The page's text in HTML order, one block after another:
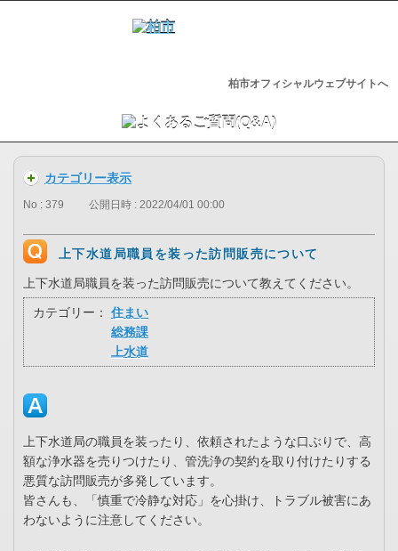
柏市オフィシャルウェブサイトへ
カテゴリー表示
No : 379 公開日時 : 2022/04/01 00:00
上下水道局職員を装った訪問販売について
上下水道局職員を装った訪問販売について教えてください。
カテゴリー：
住まい
総務課
上水道
上下水道局の職員を装ったり、依頼されたような口ぶりで、高
額な浄水器を売りつけたり、管洗浄の契約を取り付けたりする
悪質な訪問販売が多発しています。
皆さんも、「慎重で冷静な対応」を心掛け、トラブル被害にあ
わないように注意してください。